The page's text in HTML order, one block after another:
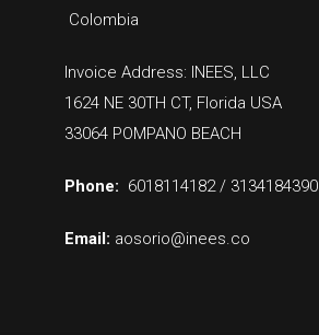
Colombia
Invoice Address: INEES, LLC
1624 NE 30TH CT, Florida USA
33064 POMPANO BEACH
Phone: 6018114182 / 3134184390
Email: aosorio@inees.co